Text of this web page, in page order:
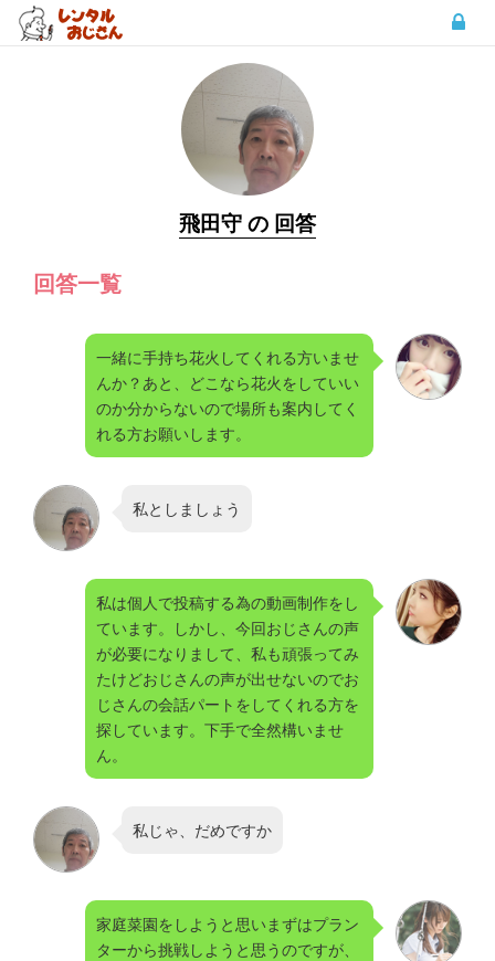
飛田守 の 回答
回答一覧
一緒に手持ち花火してくれる方いませ
んか？あと、どこなら花火をしていい
のか分からないので場所も案内してく
れる方お願いします。
私としましょう
私は個人で投稿する為の動画制作をし
ています。しかし、今回おじさんの声
が必要になりまして、私も頑張ってみ
たけどおじさんの声が出せないのでお
じさんの会話パートをしてくれる方を
探しています。下手で全然構いませ
ん。
私じゃ、だめですか
家庭菜園をしようと思いまずはプラン
ターから挑戦しようと思うのですが、